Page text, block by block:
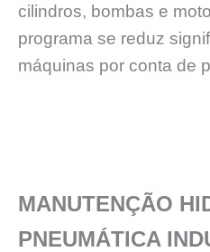
cilindros, bombas e
programa se reduz
máquinas por conta de
MANUTENÇÃO
PNEUMÁTICA